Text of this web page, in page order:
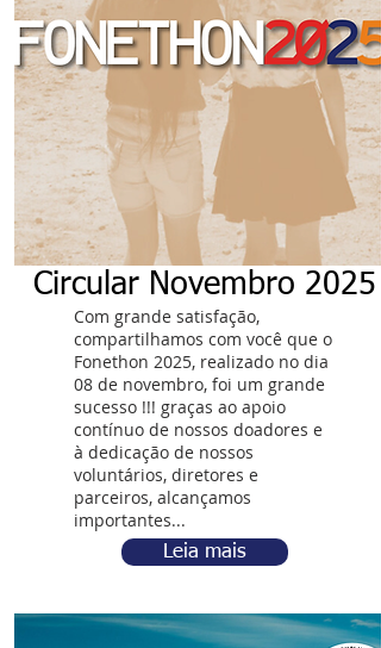
Circular Novembro 2025
Com grande satisfação,
compartilhamos com você que o
Fonethon 2025, realizado no dia
08 de novembro, foi um grande
sucesso !!! graças ao apoio
contínuo de nossos doadores e
à dedicação de nossos
voluntários, diretores e
parceiros, alcançamos
importantes...
Leia mais